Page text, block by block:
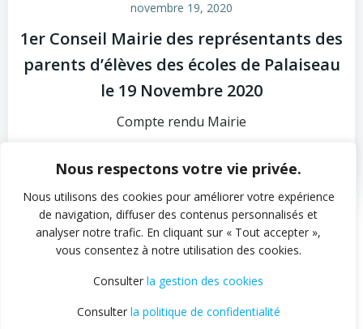
Nous respectons votre vie privée.
Nous utilisons des cookies pour améliorer votre expérience
de navigation, diffuser des contenus personnalisés et
analyser notre trafic. En cliquant sur « Tout accepter »,
vous consentez à notre utilisation des cookies.
Consulter la gestion des cookies
Consulter la politique de confidentialité
novembre 19, 2020
1er Conseil Mairie des représentants des
parents d’élèves des écoles de Palaiseau
le 19 Novembre 2020
Compte rendu Mairie
read more
Posts
navigation
Previous
Posts
navigation
Page
1 Page
2 Page
3 Page
4